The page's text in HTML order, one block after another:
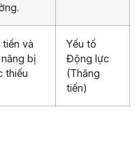
và
bị
thiếu
Yếu tố
Động lực
(Thăng
tiến)